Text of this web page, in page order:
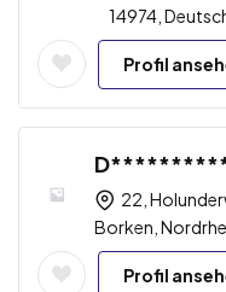
14974,
Profil
22,
Borken,
Profil